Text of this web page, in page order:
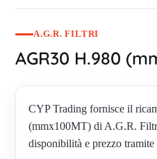
A.G.R. FILTRI
AGR30 H.980
CYP Trading fornisce il
(mmx100MT) di A.G.R.
disponibilità e prezzo